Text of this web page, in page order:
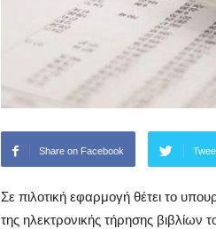
Share on Facebook
Σε πιλοτική εφαρμογή θέτει το
της ηλεκτρονικής τήρησης βιβλίων